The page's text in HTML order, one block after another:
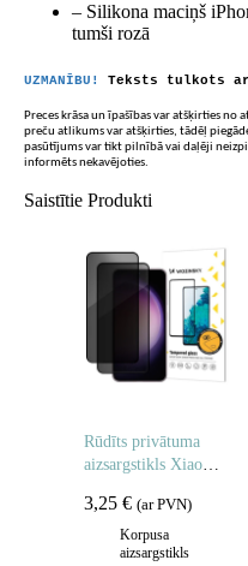
– Silikona maciņš
tumši rozā
UZMANĪBU! Teksts tulkots
Preces krāsa un īpašības var atšķirties no
preču atlikums var atšķirties, tādēļ
pasūtījums var tikt pilnībā vai daļēji
informēts nekavējoties.
Saistītie Produkti
Rūdīts privātuma
aizsargstikls Xiaomi
Note 14 4G
privātuma
aizsardzībai – 2 gab.
3,25 € (ar PVN)
Korpusa
aizsargstikls